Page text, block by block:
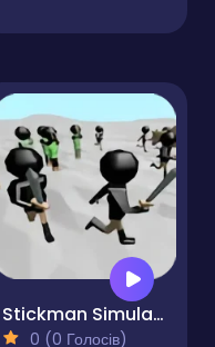
Stickman Simulator Final Battle
0 (0 Голосів)